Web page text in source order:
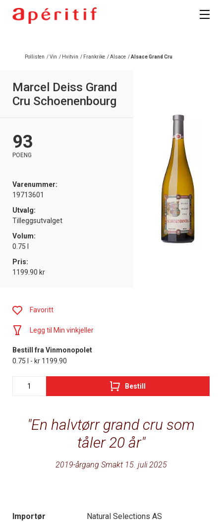
Pollisten /Vin / Hvitvin / Frankrike /Alsace /Alsace Grand Cru
Marcel Deiss Grand
Cru Schoenenbourg
93
POENG
Varenummer:
19713601
Utvalg:
Tilleggsutvalget
Volum:
0.75 l
Pris:
1199.90 kr
En halvtørr grand cru som
tåler 20 år
2019-årgang Smakt 15. juli 2025
Importør Natural Selections AS
Favoritt
Legg til Min vinkjeller
Bestill fra Vinmonopolet
0.75 l - kr 1199.90
Bestill